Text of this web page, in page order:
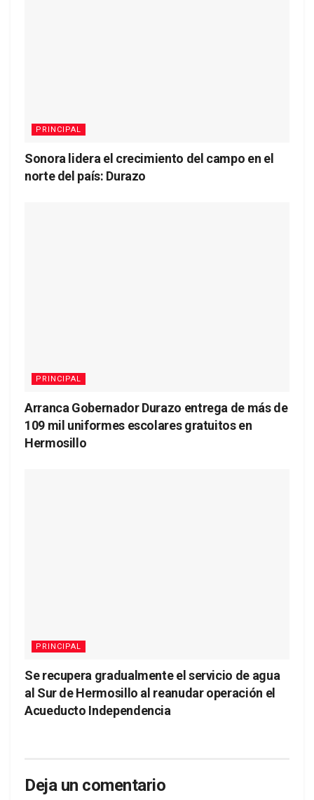
PRINCIPAL
Sonora lidera el crecimiento del campo en el
norte del país: Durazo
PRINCIPAL
Arranca Gobernador Durazo entrega de más de
109 mil uniformes escolares gratuitos en
Hermosillo
PRINCIPAL
Se recupera gradualmente el servicio de agua
al Sur de Hermosillo al reanudar operación el
Acueducto Independencia
Deja un comentario